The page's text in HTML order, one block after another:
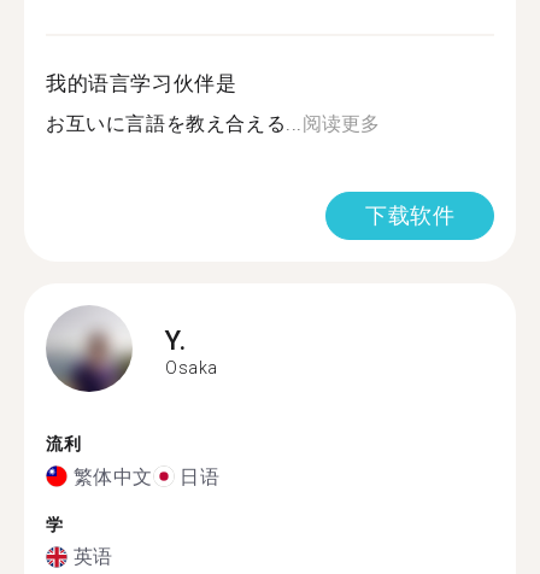
我的语言学习伙伴是
お互いに言語を教え合える...阅读更多
下载软件
Y.
Osaka
流利
繁体中文 日语
学
英语